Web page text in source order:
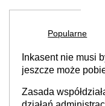
Popularne
Inkasent nie musi
jeszcze może
Zasada